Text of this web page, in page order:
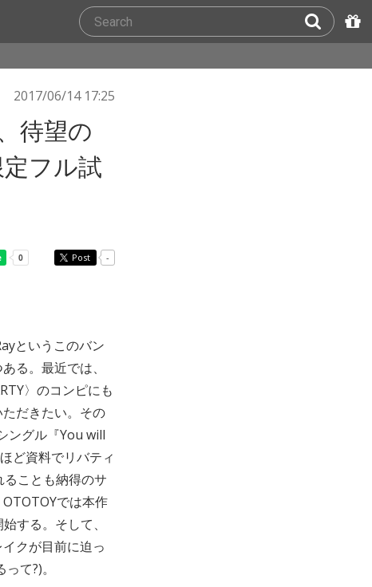
2017/06/14 17:25
待望の
フル試
Post -
というこのバン
る。最近では、
〉のコンピにも
だきたい。その
ングル『You will
ど資料でリバティ
ことも納得のサ
では本作
する。そして、
クが目前に迫っ
て?)。